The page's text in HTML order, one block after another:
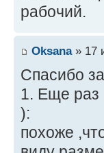
рабочий.
Oksana» 17
Спасибо
1. Еще раз
):
похоже